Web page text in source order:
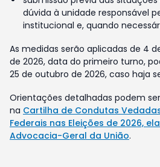
dúvida à unidade responsável
institucional e, quando
As medidas serão aplicadas de 4
de 2026, data do primeiro turno,
25 de outubro de 2026, caso haja
Orientações detalhadas podem
na Cartilha de Condutas
Federais nas Eleições de 2026,
Advocacia-Geral da União.